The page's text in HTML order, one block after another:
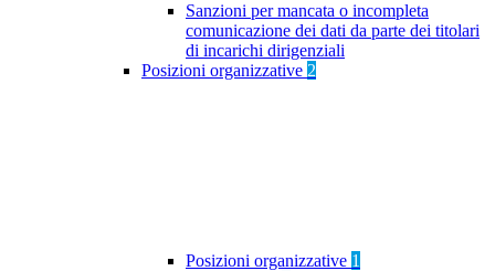
Sanzioni per mancata o incompleta
comunicazione dei dati da parte dei titolari
di incarichi dirigenziali
Posizioni organizzative 2
Posizioni organizzative 1